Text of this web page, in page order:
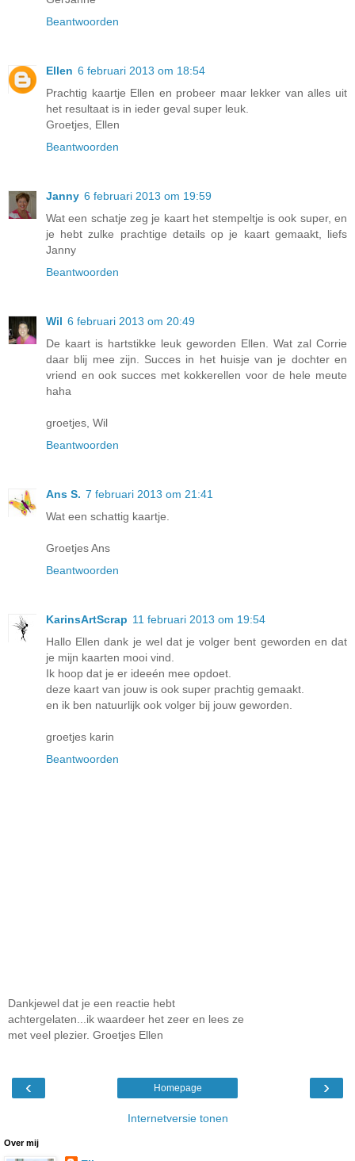
Beantwoorden
Ellen 6 februari 2013 om 18:54
Prachtig kaartje Ellen en probeer maar lekker van alles uit
het resultaat is in ieder geval super leuk.
Groetjes, Ellen
Beantwoorden
Janny 6 februari 2013 om 19:59
Wat een schatje zeg je kaart het stempeltje is ook super, en
je hebt zulke prachtige details op je kaart gemaakt, liefs
Janny
Beantwoorden
Wil 6 februari 2013 om 20:49
De kaart is hartstikke leuk geworden Ellen. Wat zal Corrie
daar blij mee zijn. Succes in het huisje van je dochter en
vriend en ook succes met kokkerellen voor de hele meute
haha
groetjes, Wil
Beantwoorden
Ans S. 7 februari 2013 om 21:41
Wat een schattig kaartje.
Groetjes Ans
Beantwoorden
KarinsArtScrap 11 februari 2013 om 19:54
Hallo Ellen dank je wel dat je volger bent geworden en dat
je mijn kaarten mooi vind.
Ik hoop dat je er ideeén mee opdoet.
deze kaart van jouw is ook super prachtig gemaakt.
en ik ben natuurlijk ook volger bij jouw geworden.
groetjes karin
Beantwoorden
Dankjewel dat je een reactie hebt
achtergelaten...ik waardeer het zeer en lees ze
met veel plezier. Groetjes Ellen
‹ ›
Homepage
Internetversie tonen
Over mij